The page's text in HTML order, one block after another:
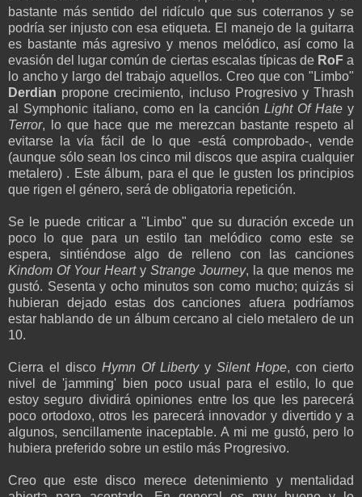
bastante más sentido del ridículo que sus coterranos y se
podría ser injusto con esa etiqueta. El manejo de la guitarra
es bastante más agresivo y menos melódico, así como la
evasión del lugar común de ciertas escalas típicas de RoFa
lo ancho y largo del trabajo aquellos. Creo que con "Limbo"
Derdian propone crecimiento, incluso Progresivo y Thrash
al Symphonic italiano, como en la canción Light Of Hate y
Terror, lo que hace que me merezcan bastante respeto al
evitarse la vía fácil de lo que -está comprobado-, vende
(aunque sólo sean los cinco mil discos que aspira cualquier
metalero) . Este álbum, para el que le gusten los principios
que rigen el género, será de obligatoria repetición.
Se le puede criticar a "Limbo" que su duración excede un
poco lo que para un estilo tan melódico como este se
espera, sintiéndose algo de relleno con las canciones
Kindom Of Your Hearty Strange Journey, la que menos me
gustó. Sesenta y ocho minutos son como mucho; quizás si
hubieran dejado estas dos canciones afuera podríamos
estar hablando de un álbum cercano al cielo metalero de un
10.
Cierra el disco Hymn Of Liberty y Silent Hope, con cierto
nivel de 'jamming' bien poco usual para el estilo, lo que
estoy seguro dividirá opiniones entre los que les parecerá
poco ortodoxo, otros les parecerá innovador y divertido y a
algunos, sencillamente inaceptable. A mi me gustó, pero lo
hubiera preferido sobre un estilo más Progresivo.
Creo que este disco merece detenimiento y mentalidad